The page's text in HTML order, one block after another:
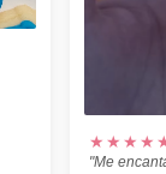
"Me